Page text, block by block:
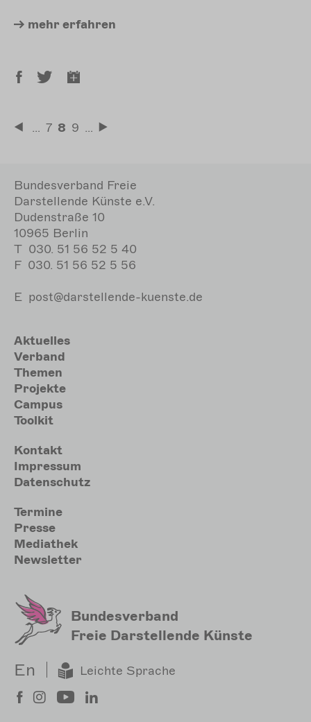
mehr erfahren
Seitennummerierung
… Seite
7 Aktuelle
8 Seite
9 …
Bundesverband Freie
Darstellende Künste e.V.
Dudenstraße 10
10965 Berlin
T 030. 51 56 52 5 40
F 030. 51 56 52 5 56
E post@darstellende-kuenste.de
Hauptnavigation
Aktuelles
Verband
Themen
Projekte
Campus
Toolkit
Meta
Kontakt
Impressum
Datenschutz
Sekundärmenu
Termine
Presse
Mediathek
Newsletter
Bundesverband
Freie Darstellende Künste
En Leichte Sprache